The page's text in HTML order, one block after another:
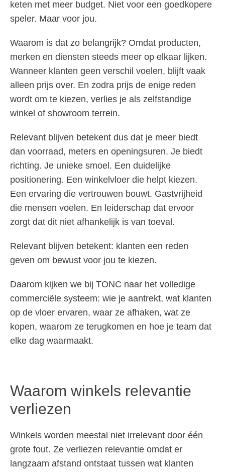
keten met meer budget. Niet voor een goedkopere
speler. Maar voor jou.
Waarom is dat zo belangrijk? Omdat producten,
merken en diensten steeds meer op elkaar lijken.
Wanneer klanten geen verschil voelen, blijft vaak
alleen prijs over. En zodra prijs de enige reden
wordt om te kiezen, verlies je als zelfstandige
winkel of showroom terrein.
Relevant blijven betekent dus dat je meer biedt
dan voorraad, meters en openingsuren. Je biedt
richting. Je unieke smoel. Een duidelijke
positionering. Een winkelvloer die helpt kiezen.
Een ervaring die vertrouwen bouwt. Gastvrijheid
die mensen voelen. En leiderschap dat ervoor
zorgt dat dit niet afhankelijk is van toeval.
Relevant blijven betekent: klanten een reden
geven om bewust voor jou te kiezen.
Daarom kijken we bij TONC naar het volledige
commerciële systeem: wie je aantrekt, wat klanten
op de vloer ervaren, waar ze afhaken, wat ze
kopen, waarom ze terugkomen en hoe je team dat
elke dag waarmaakt.
Waarom winkels relevantie
verliezen
Winkels worden meestal niet irrelevant door één
grote fout. Ze verliezen relevantie omdat er
langzaam afstand ontstaat tussen wat klanten